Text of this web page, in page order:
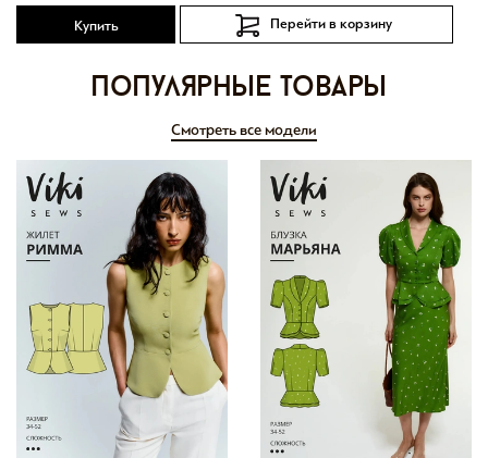
Купить Перейти в корзину
Популярные товары
Смотреть все модели